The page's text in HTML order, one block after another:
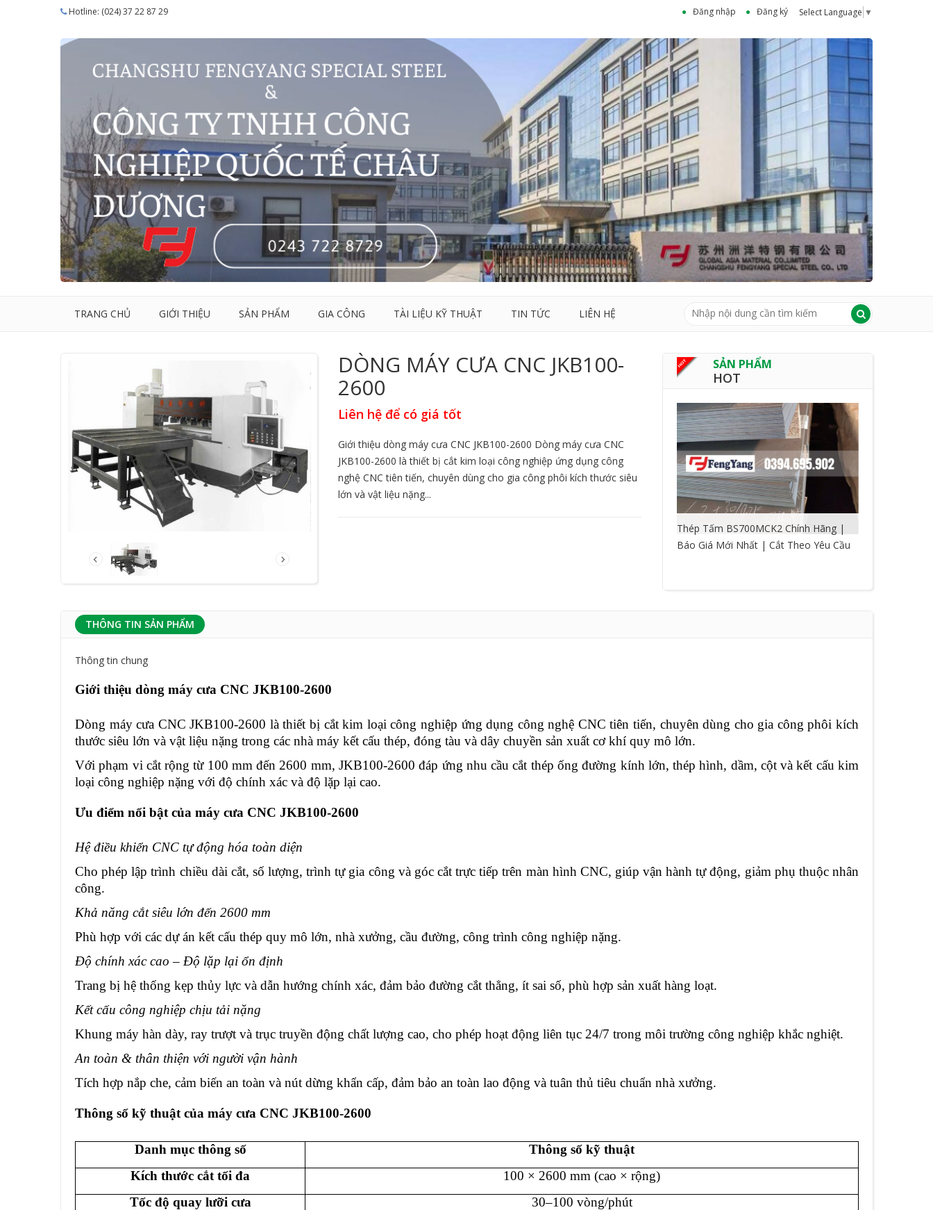
Hotline: (024) 37 22 87 29 Đăng nhập Đăng ký Select Language ▼
TRANG CHỦ GIỚI THIỆU SẢN PHẨM GIA CÔNG TÀI LIỆU KỸ THUẬT TIN TỨC LIÊN HỆ
DÒNG MÁY CƯA CNC JKB100-
2600
Liên hệ để có giá tốt
Giới thiệu dòng máy cưa CNC JKB100-2600 Dòng máy cưa CNC
JKB100-2600 là thiết bị cắt kim loại công nghiệp ứng dụng công
nghệ CNC tiên tiến, chuyên dùng cho gia công phôi kích thước siêu
lớn và vật liệu nặng...
SẢN PHẨM
HOT
Thép Tấm BS700MCK2 Chính Hãng |
Báo Giá Mới Nhất | Cắt Theo Yêu Cầu
THÔNG TIN SẢN PHẨM
Thông tin chung
Giới thiệu dòng máy cưa CNC JKB100-2600
Dòng máy cưa CNC JKB100-2600 là thiết bị cắt kim loại công nghiệp ứng dụng công nghệ CNC tiên tiến, chuyên dùng cho gia công phôi kích
thước siêu lớn và vật liệu nặng trong các nhà máy kết cấu thép, đóng tàu và dây chuyền sản xuất cơ khí quy mô lớn.
Với phạm vi cắt rộng từ 100 mm đến 2600 mm, JKB100-2600 đáp ứng nhu cầu cắt thép ống đường kính lớn, thép hình, dầm, cột và kết cấu kim
loại công nghiệp nặng với độ chính xác và độ lặp lại cao.
Ưu điểm nổi bật của máy cưa CNC JKB100-2600
Hệ điều khiển CNC tự động hóa toàn diện
Cho phép lập trình chiều dài cắt, số lượng, trình tự gia công và góc cắt trực tiếp trên màn hình CNC, giúp vận hành tự động, giảm phụ thuộc nhân
công.
Khả năng cắt siêu lớn đến 2600 mm
Phù hợp với các dự án kết cấu thép quy mô lớn, nhà xưởng, cầu đường, công trình công nghiệp nặng.
Độ chính xác cao – Độ lặp lại ổn định
Trang bị hệ thống kẹp thủy lực và dẫn hướng chính xác, đảm bảo đường cắt thẳng, ít sai số, phù hợp sản xuất hàng loạt.
Kết cấu công nghiệp chịu tải nặng
Khung máy hàn dày, ray trượt và trục truyền động chất lượng cao, cho phép hoạt động liên tục 24/7 trong môi trường công nghiệp khắc nghiệt.
An toàn & thân thiện với người vận hành
Tích hợp nắp che, cảm biến an toàn và nút dừng khẩn cấp, đảm bảo an toàn lao động và tuân thủ tiêu chuẩn nhà xưởng.
Thông số kỹ thuật của máy cưa CNC JKB100-2600
Danh mục thông số
Thông số kỹ thuật
Kích thước cắt tối đa
100 × 2600 mm (cao × rộng)
Tốc độ quay lưỡi cưa
30–100 vòng/phút